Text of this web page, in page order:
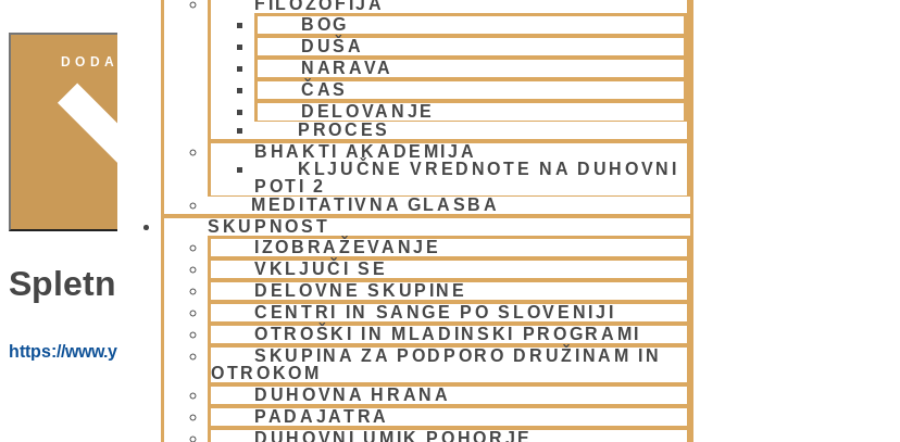
BOG
DUŠA
NARAVA
ČAS
DELOVANJE
PROCES
BHAKTI AKADEMIJA
KLJUČNE VREDNOTE NA DUHOVNI
POTI 2
MEDITATIVNA GLASBA
SKUPNOST
IZOBRAŽEVANJE
VKLJUČI SE
DELOVNE SKUPINE
CENTRI IN SANGE PO SLOVENIJI
OTROŠKI IN MLADINSKI PROGRAMI
SKUPINA ZA PODPORO DRUŽINAM IN
OTROKOM
DUHOVNA HRANA
PADAJATRA
DUHOVNI UMIK POHORJE
DODAJ V KOLEDAR
Spletna Stran:
https://www.youtube.com/@HARE_KRISNA_ISKCON_LJUBLJANA/streams